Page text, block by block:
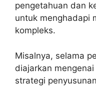
pengetahuan dan
untuk menghadapi
kompleks.
Misalnya, selama
diajarkan
strategi